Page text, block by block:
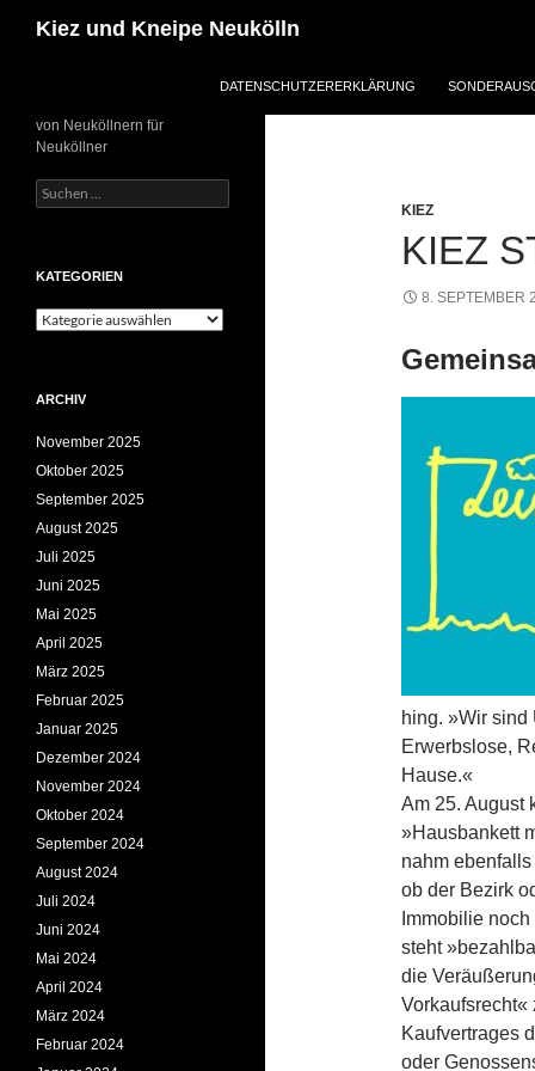
Inhalt
Kiez und Kneipe Neukölln
DATENSCHUTZERERKLÄRUNG
KIEZ
KIEZ
8. SEPTEMBER
hing. »Wir sind
Erwerbslose,
Hause.«
Am 25. August
»Hausbankett
nahm
ob der Bezirk
Immobilie
steht
die
Kaufvertrages
oder
von Neuköllnern für
Neuköllner
Suchen
nach:
KATEGORIEN
Kategorien
ARCHIV
November 2025
Oktober 2025
September 2025
August 2025
Juli 2025
Juni 2025
Mai 2025
April 2025
März 2025
Februar 2025
Januar 2025
Dezember 2024
November 2024
Oktober 2024
September 2024
August 2024
Juli 2024
Juni 2024
Mai 2024
April 2024
März 2024
Februar 2024